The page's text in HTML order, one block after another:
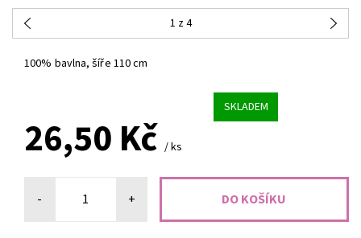
1 z 4
100% bavlna, šíře 110 cm
SKLADEM
26,50 Kč / ks
- +